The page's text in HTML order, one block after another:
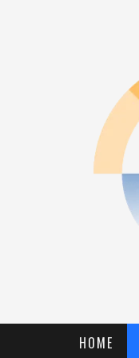
HOME